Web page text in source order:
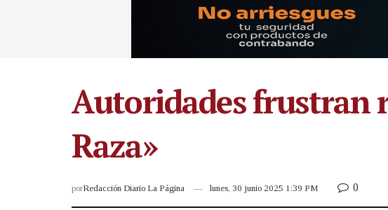
Autoridades frustran
Raza»
porRedacción Diario La Página lunes, 30 junio 2025 1:39 PM 0